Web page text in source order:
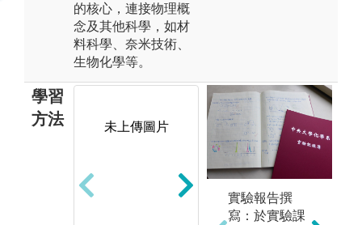
的核心，連接物理概
念及其他科學，如材
料科學、奈米技術、
生物化學等。
學習
方法
未上傳圖片 未上傳圖片
實驗報告撰
寫：於實驗課